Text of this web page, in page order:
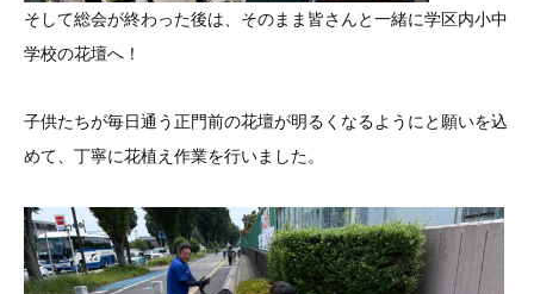
そして総会が終わった後は、そのまま皆さんと一緒に学区内小中
学校の花壇へ！
子供たちが毎日通う正門前の花壇が明るくなるようにと願いを込
めて、丁寧に花植え作業を行いました。